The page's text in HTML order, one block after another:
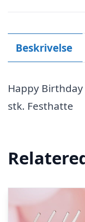
Beskrivelse
Happy
stk. Festhatte